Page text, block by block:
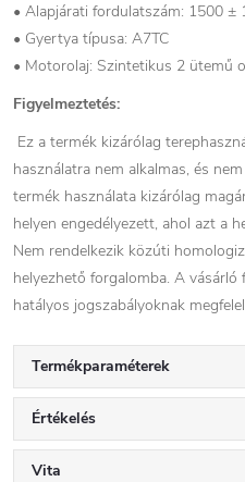
• Alapjárati fordulatszám: 1500 ±
• Gyertya típusa: A7TC
• Motorolaj: Szintetikus 2 ütemű
Figyelmeztetés:
Ez a termék kizárólag
használatra nem alkalmas, és
termék használata kizárólag
helyen engedélyezett, ahol azt a
Nem rendelkezik közúti
helyezhető forgalomba. A
hatályos jogszabályoknak
Termékparaméterek
Értékelés
Vita